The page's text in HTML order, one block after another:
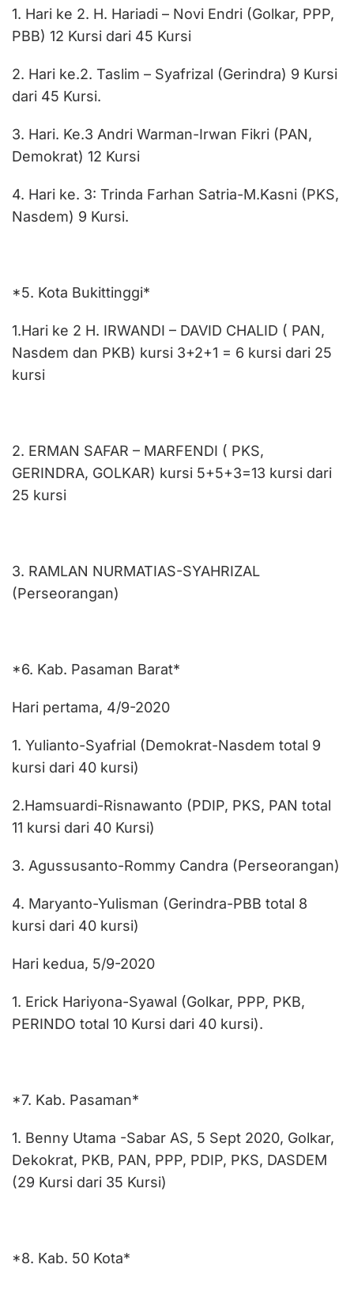
1. Hari ke 2. H. Hariadi – Novi Endri (Golkar, PPP,
PBB) 12 Kursi dari 45 Kursi
2. Hari ke.2. Taslim – Syafrizal (Gerindra) 9 Kursi
dari 45 Kursi.
3. Hari. Ke.3 Andri Warman-Irwan Fikri (PAN,
Demokrat) 12 Kursi
4. Hari ke. 3: Trinda Farhan Satria-M.Kasni (PKS,
Nasdem) 9 Kursi.
*5. Kota Bukittinggi*
1.Hari ke 2 H. IRWANDI – DAVID CHALID ( PAN,
Nasdem dan PKB) kursi 3+2+1 = 6 kursi dari 25
kursi
2. ERMAN SAFAR – MARFENDI ( PKS,
GERINDRA, GOLKAR) kursi 5+5+3=13 kursi dari
25 kursi
3. RAMLAN NURMATIAS-SYAHRIZAL
(Perseorangan)
*6. Kab. Pasaman Barat*
Hari pertama, 4/9-2020
1. Yulianto-Syafrial (Demokrat-Nasdem total 9
kursi dari 40 kursi)
2.Hamsuardi-Risnawanto (PDIP, PKS, PAN total
11 kursi dari 40 Kursi)
3. Agussusanto-Rommy Candra (Perseorangan)
4. Maryanto-Yulisman (Gerindra-PBB total 8
kursi dari 40 kursi)
Hari kedua, 5/9-2020
1. Erick Hariyona-Syawal (Golkar, PPP, PKB,
PERINDO total 10 Kursi dari 40 kursi).
*7. Kab. Pasaman*
1. Benny Utama -Sabar AS, 5 Sept 2020, Golkar,
Dekokrat, PKB, PAN, PPP, PDIP, PKS, DASDEM
(29 Kursi dari 35 Kursi)
*8. Kab. 50 Kota*